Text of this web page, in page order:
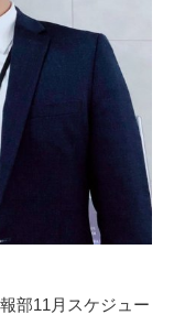
部11月スケジュー